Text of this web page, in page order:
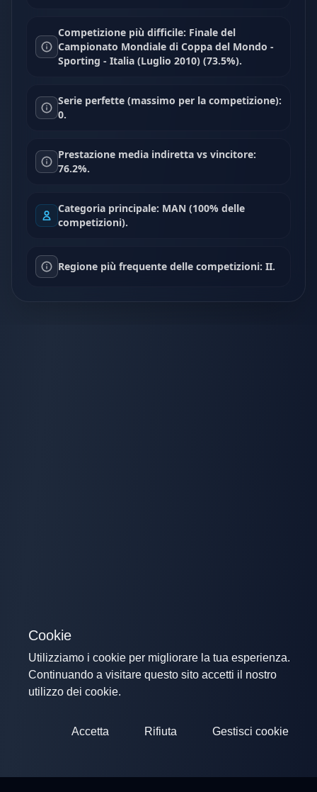
Competizione più difficile: Finale del
Campionato Mondiale di Coppa del Mondo -
Sporting - Italia (Luglio 2010) (73.5%).
Serie perfette (massimo per la competizione):
0.
Prestazione media indiretta vs vincitore:
76.2%.
Categoria principale: MAN (100% delle
competizioni).
Regione più frequente delle competizioni: II.
Cookie
Utilizziamo i cookie per migliorare la tua esperienza.
Continuando a visitare questo sito accetti il nostro
utilizzo dei cookie.
Accetta Rifiuta Gestisci cookie